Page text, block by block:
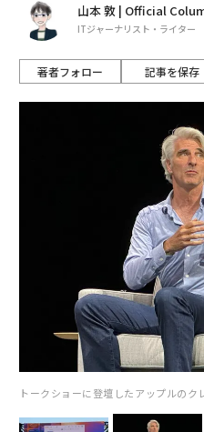
山本 敦 | Official
ITジャーナリスト・ライター
著者フォロー 記事を保存
トークショーに登壇したアップルのク